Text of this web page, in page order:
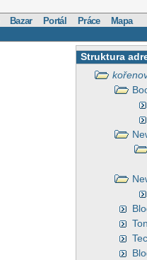
Bazar Portál Práce Mapa
Struktura